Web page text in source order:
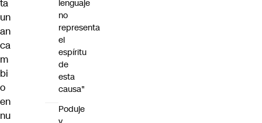
ta
un
an
ca
m
bi
o
en
nu
lenguaje
no
representa
el
espíritu
de
esta
causa"
Poduje